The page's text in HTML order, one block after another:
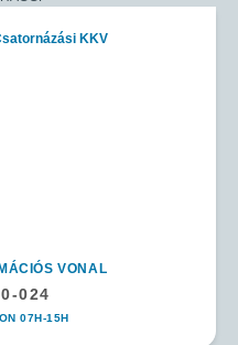
KKV
VONAL
024
07H-15H